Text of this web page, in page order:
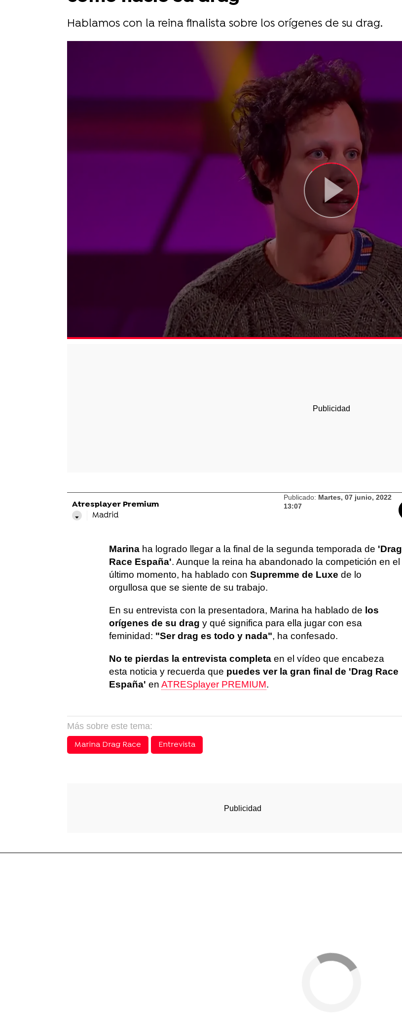
Hablamos con la reina finalista sobre los orígenes de su drag.
Atresplayer Premium
Madrid
Publicado: Martes, 07 junio, 2022
13:07
Marina ha logrado llegar a la final de la segunda temporada de 'Drag
Race España'. Aunque la reina ha abandonado la competición en el
último momento, ha hablado con Supremme de Luxe de lo
orgullosa que se siente de su trabajo.
En su entrevista con la presentadora, Marina ha hablado de los
orígenes de su drag y qué significa para ella jugar con esa
feminidad: "Ser drag es todo y nada", ha confesado.
No te pierdas la entrevista completa en el vídeo que encabeza
esta noticia y recuerda que puedes ver la gran final de 'Drag Race
España' en ATRESplayer PREMIUM.
Más sobre este tema:
Marina Drag Race
Entrevista